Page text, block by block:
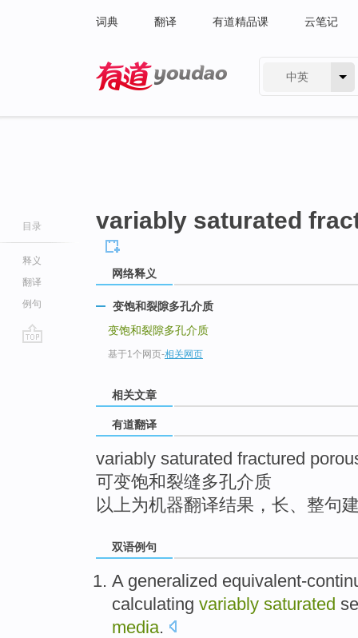
词典 翻译 有道精品课 云笔记
中英
目录
释义
翻译
例句
variably saturated
网络释义
变饱和裂隙多孔介质
变饱和裂隙多孔介质
基于1个网页-相关网页
相关文章
有道翻译
variably saturated fractured
可变饱和裂缝多孔介质
以上为机器翻译结果，长、整句
双语例句
A generalized equivalent-
calculating variably saturated
media.